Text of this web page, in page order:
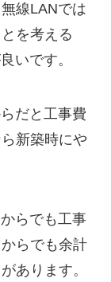
線LANでは
を考える
いです。
だと工事費
新築時にや
らでも工事
らでも余計
あります。